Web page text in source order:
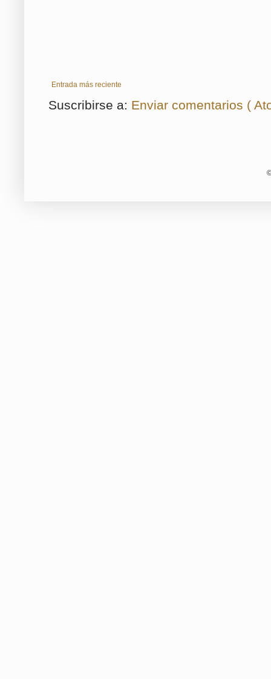
Entrada más reciente
Suscribirse a: Enviar comentarios (